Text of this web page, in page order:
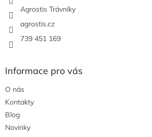
Agrostis Trávníky
agrostis.cz
739 451 169
Informace pro vás
O nás
Kontakty
Blog
Novinky